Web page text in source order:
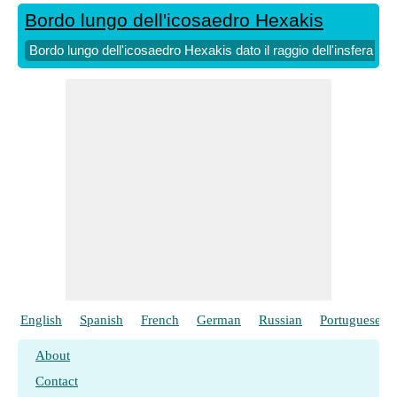
Bordo lungo dell'icosaedro Hexakis
Bordo lungo dell'icosaedro Hexakis dato il raggio dell'insfera
English Spanish French German Russian Portuguese
About
Contact